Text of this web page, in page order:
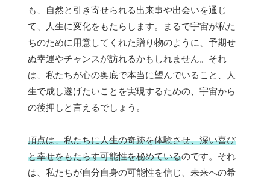
も、自然と引き寄せられる出来事や出会いを通じ
て、人生に変化をもたらします。まるで宇宙が私た
ちのために用意してくれた贈り物のように、予期せ
ぬ幸運やチャンスが訪れるかもしれません。それ
は、私たちが心の奥底で本当に望んでいること、人
生で成し遂げたいことを実現するための、宇宙から
の後押しと言えるでしょう。
頂点は、私たちに人生の奇跡を体験させ、深い喜び
と幸せをもたらす可能性を秘めているのです。それ
は、私たちが自分自身の可能性を信じ、未来への希